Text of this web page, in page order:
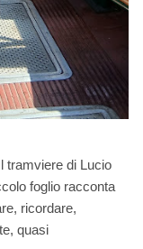
tramviere di Lucio
foglio racconta
ricordare,
quasi